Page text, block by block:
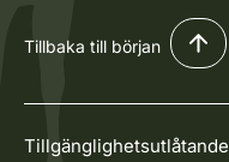
Tillbaka till början
Tillgänglighetsutlåtande